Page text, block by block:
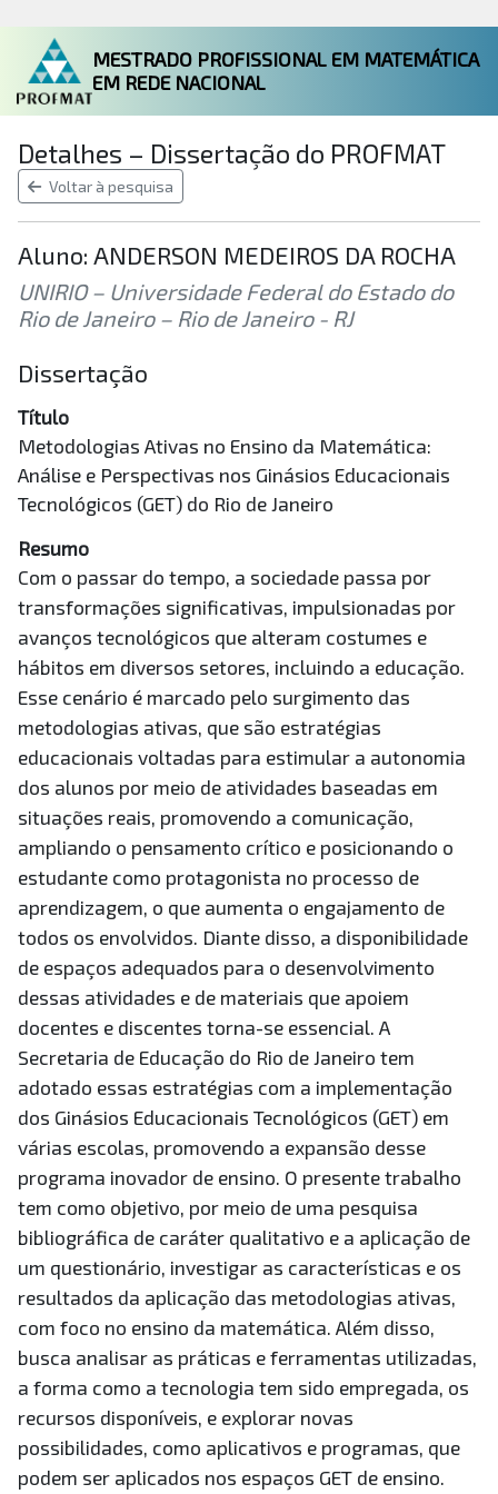
MESTRADO PROFISSIONAL EM MATEMÁTICA
EM REDE NACIONAL
Detalhes – Dissertação do PROFMAT
Voltar à pesquisa
Aluno: ANDERSON MEDEIROS DA ROCHA
UNIRIO – Universidade Federal do Estado do
Rio de Janeiro – Rio de Janeiro - RJ
Dissertação
Título
Metodologias Ativas no Ensino da Matemática:
Análise e Perspectivas nos Ginásios Educacionais
Tecnológicos (GET) do Rio de Janeiro
Resumo
Com o passar do tempo, a sociedade passa por
transformações significativas, impulsionadas por
avanços tecnológicos que alteram costumes e
hábitos em diversos setores, incluindo a educação.
Esse cenário é marcado pelo surgimento das
metodologias ativas, que são estratégias
educacionais voltadas para estimular a autonomia
dos alunos por meio de atividades baseadas em
situações reais, promovendo a comunicação,
ampliando o pensamento crítico e posicionando o
estudante como protagonista no processo de
aprendizagem, o que aumenta o engajamento de
todos os envolvidos. Diante disso, a disponibilidade
de espaços adequados para o desenvolvimento
dessas atividades e de materiais que apoiem
docentes e discentes torna-se essencial. A
Secretaria de Educação do Rio de Janeiro tem
adotado essas estratégias com a implementação
dos Ginásios Educacionais Tecnológicos (GET) em
várias escolas, promovendo a expansão desse
programa inovador de ensino. O presente trabalho
tem como objetivo, por meio de uma pesquisa
bibliográfica de caráter qualitativo e a aplicação de
um questionário, investigar as características e os
resultados da aplicação das metodologias ativas,
com foco no ensino da matemática. Além disso,
busca analisar as práticas e ferramentas utilizadas,
a forma como a tecnologia tem sido empregada, os
recursos disponíveis, e explorar novas
possibilidades, como aplicativos e programas, que
podem ser aplicados nos espaços GET de ensino.